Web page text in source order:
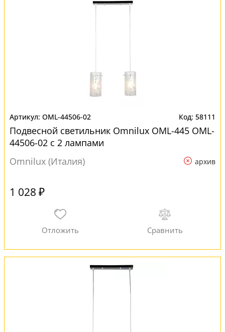
OML-44506-02 58111
Подвесной светильник Omnilux OML-445 OML-
44506-02 с 2 лампами
Omnilux (Италия)
архив
1 028 ₽